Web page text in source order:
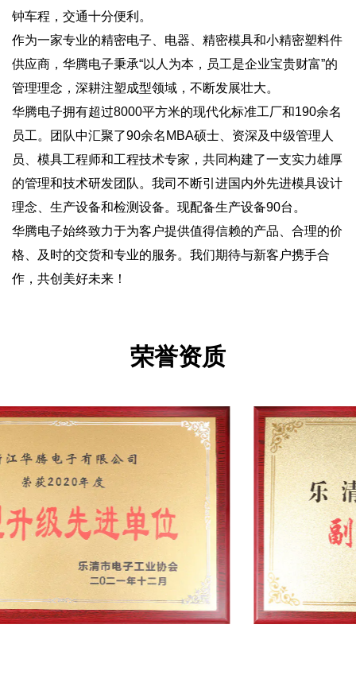
钟车程，交通十分便利。
作为一家专业的精密电子、电器、精密模具和小精密塑料件
供应商，华腾电子秉承“以人为本，员工是企业宝贵财富”的
管理理念，深耕注塑成型领域，不断发展壮大。
华腾电子拥有超过8000平方米的现代化标准工厂和190余名
员工。团队中汇聚了90余名MBA硕士、资深及中级管理人
员、模具工程师和工程技术专家，共同构建了一支实力雄厚
的管理和技术研发团队。我司不断引进国内外先进模具设计
理念、生产设备和检测设备。现配备生产设备90台。
华腾电子始终致力于为客户提供值得信赖的产品、合理的价
格、及时的交货和专业的服务。我们期待与新客户携手合
作，共创美好未来！
荣誉资质